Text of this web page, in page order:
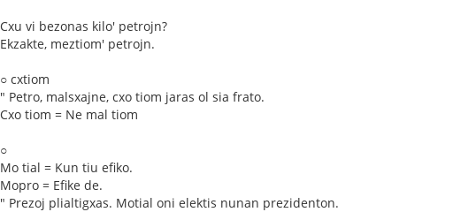
Cxu vi bezonas kilo' petrojn?
Ekzakte, meztiom' petrojn.
○ cxtiom
" Petro, malsxajne, cxo tiom jaras ol sia frato.
Cxo tiom = Ne mal tiom
○
Mo tial = Kun tiu efiko.
Mopro = Efike de.
" Prezoj plialtigxas. Motial oni elektis nunan prezidenton.